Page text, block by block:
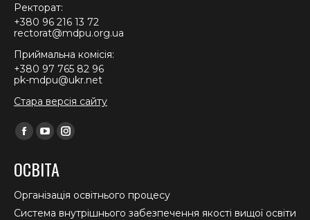
Ректорат:
+380 96 216 13 72
rectorat@mdpu.org.ua
Приймальна комісія:
+380 97 765 82 96
pk-mdpu@ukr.net
Стара версія сайту
Find us on:
Facebook
opens
in
new
YouTube
opens
in
new
Instagram
in
new
ОСВІТА
Організація освітнього процесу
Система внутрішнього забезпечення якості вищої освіти